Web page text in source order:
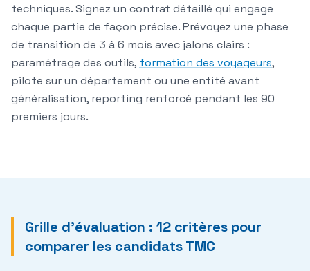
techniques. Signez un contrat détaillé qui engage
chaque partie de façon précise. Prévoyez une phase
de transition de 3 à 6 mois avec jalons clairs :
paramétrage des outils, formation des voyageurs,
pilote sur un département ou une entité avant
généralisation, reporting renforcé pendant les 90
premiers jours.
Grille d'évaluation : 12 critères pour
comparer les candidats TMC